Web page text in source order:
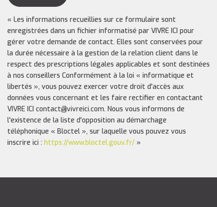
« Les informations recueillies sur ce formulaire sont
enregistrées dans un fichier informatisé par VIVRE ICI pour
gérer votre demande de contact. Elles sont conservées pour
la durée nécessaire à la gestion de la relation client dans le
respect des prescriptions légales applicables et sont destinées
à nos conseillers Conformément à la loi « informatique et
libertés », vous pouvez exercer votre droit d'accès aux
données vous concernant et les faire rectifier en contactant
VIVRE ICI contact@vivreici.com. Nous vous informons de
l'existence de la liste d'opposition au démarchage
téléphonique « Bloctel », sur laquelle vous pouvez vous
inscrire ici : https://www.bloctel.gouv.fr/ »